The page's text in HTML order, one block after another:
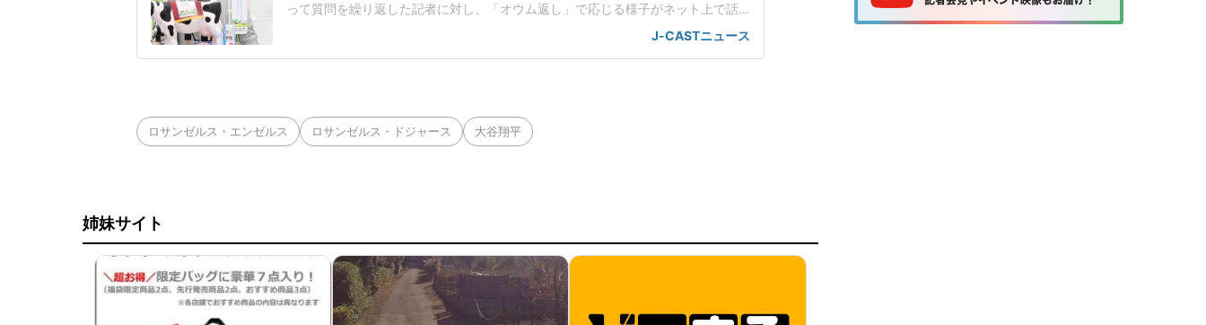
って質問を繰り返した記者に対し、「オウム返し」で応じる様子がネット上で話
題となっている。人工知能基本計画の改定素案めぐり応酬小野田氏は会見で、人
工知能基本計画の改定素案を決定したことを報告した。話題を集めているのは、
J-CASTニュース
ロサンゼルス・エンゼルス ロサンゼルス・ドジャース 大谷翔平
姉妹サイト